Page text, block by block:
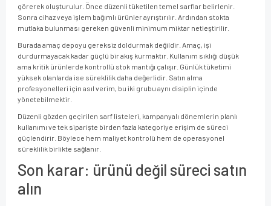
görerek oluşturulur. Önce düzenli tüketilen temel sarflar belirlenir.
Sonra cihaz veya işlem bağımlı ürünler ayrıştırılır. Ardından stokta
mutlaka bulunması gereken güvenli minimum miktar netleştirilir.
Burada amaç depoyu gereksiz doldurmak değildir. Amaç, işi
durdurmayacak kadar güçlü bir akış kurmaktır. Kullanım sıklığı düşük
ama kritik ürünlerde kontrollü stok mantığı çalışır. Günlük tüketimi
yüksek olanlarda ise süreklilik daha değerlidir. Satın alma
profesyonelleri için asıl verim, bu iki grubu aynı disiplin içinde
yönetebilmektir.
Düzenli gözden geçirilen sarf listeleri, kampanyalı dönemlerin planlı
kullanımı ve tek siparişte birden fazla kategoriye erişim de süreci
güçlendirir. Böylece hem maliyet kontrolü hem de operasyonel
süreklilik birlikte sağlanır.
Son karar: ürünü değil süreci satın
alın